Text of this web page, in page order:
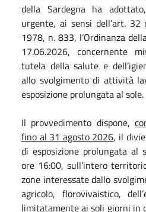
della Sardegna ha
urgente, ai sensi dell’art. 32
1978, n. 833, l’Ordinanza
17.06.2026, concernente
tutela della salute e
allo svolgimento di attività
esposizione prolungata al sole.
Il provvedimento dispone,
fino al 31 agosto 2026, il
di esposizione prolungata al
ore 16:00, sull’intero
zone interessate dallo
agricolo, florovivaistico,
limitatamente ai soli giorni in